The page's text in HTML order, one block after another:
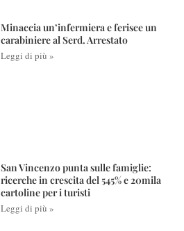
Minaccia un’infermiera e ferisce un
carabiniere al Serd. Arrestato
Leggi di più »
San Vincenzo punta sulle famiglie:
ricerche in crescita del 545% e 20mila
cartoline per i turisti
Leggi di più »